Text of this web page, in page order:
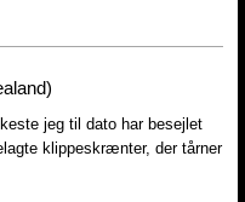
jeg til dato har besejlet
klippeskrænter, der tårner